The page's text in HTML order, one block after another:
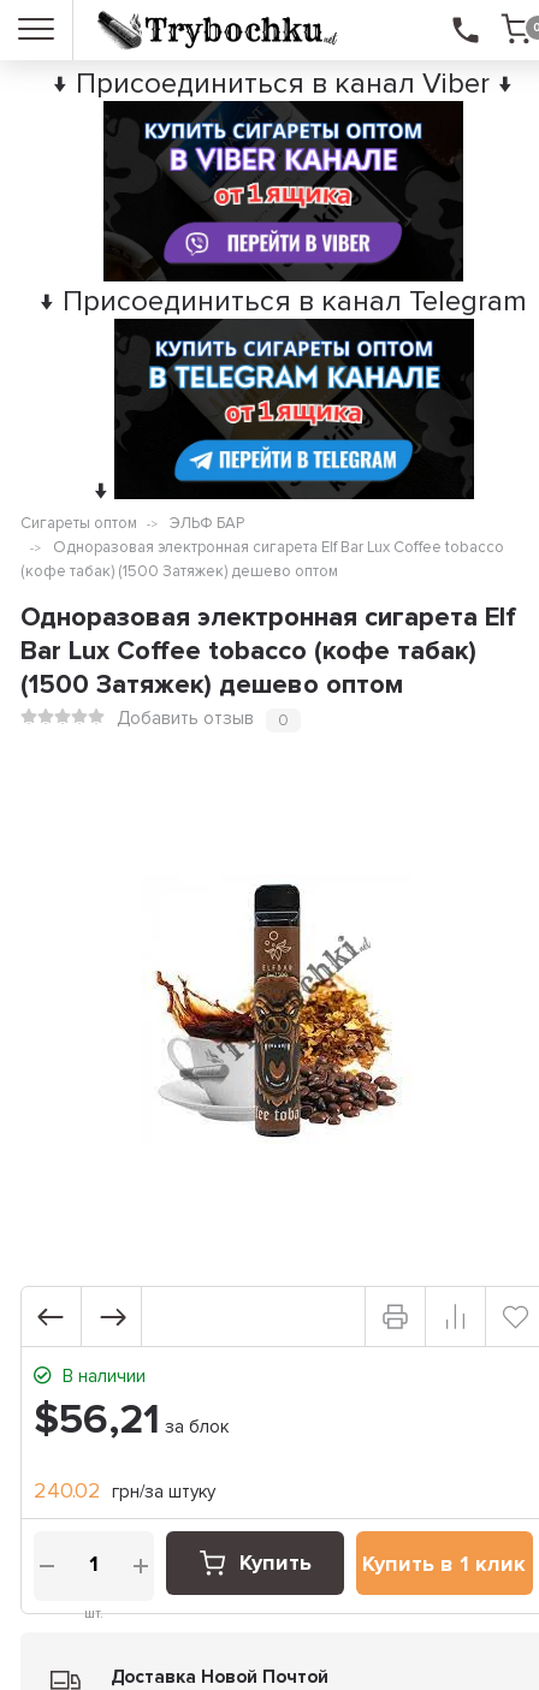
↓ Присоединиться в канал Viber ↓
↓ Присоединиться в канал Telegram
↓
Сигареты оптом
ЭЛЬФ БАР
Одноразовая электронная сигарета Elf Bar Lux Coffee tobacco
(кофе табак) (1500 Затяжек) дешево оптом
Одноразовая электронная сигарета Elf
Bar Lux Coffee tobacco (кофе табак)
(1500 Затяжек) дешево оптом
Добавить отзыв 0
В наличии
$56,21 за блок
240.02 грн/за штуку
шт.
Купить Купить в 1 клик
Доставка Новой Почтой